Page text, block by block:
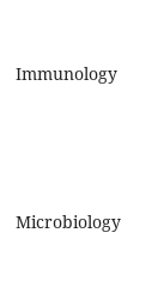
Immunology
Microbiology